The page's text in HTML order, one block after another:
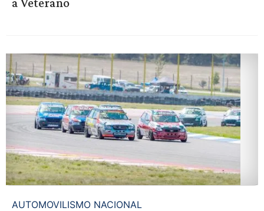
AUTOMOVILISMO NACIONAL